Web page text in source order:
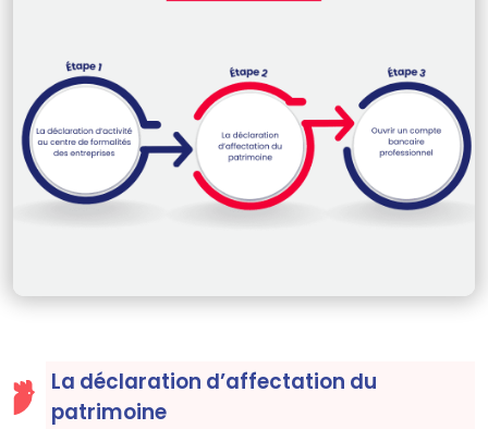
La déclaration d’affectation du
patrimoine